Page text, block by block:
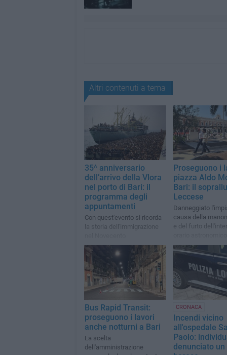
Altri contenuti a tema
35^ anniversario
dell’arrivo della Vlora
nel porto di Bari: il
programma degli
appuntamenti
Con quest'evento si ricorda
la storia dell'immigrazione
Proseguono i
piazza Aldo
Bari: il
Leccese
Danneggiato
causa della
e del furto
Bus Rapid Transit:
proseguono i lavori
anche notturni a Bari
La scelta
dell'amministrazione
CRONACA
Incendi vicino
all'ospedale
Paolo:
denunciato un